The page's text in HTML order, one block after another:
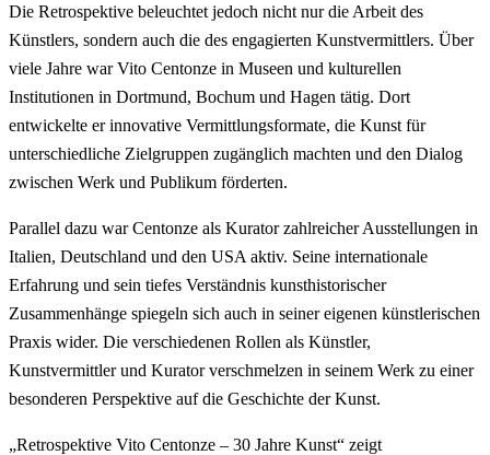
Die Retrospektive beleuchtet jedoch nicht nur die Arbeit des
Künstlers, sondern auch die des engagierten Kunstvermittlers. Über
viele Jahre war Vito Centonze in Museen und kulturellen
Institutionen in Dortmund, Bochum und Hagen tätig. Dort
entwickelte er innovative Vermittlungsformate, die Kunst für
unterschiedliche Zielgruppen zugänglich machten und den Dialog
zwischen Werk und Publikum förderten.
Parallel dazu war Centonze als Kurator zahlreicher Ausstellungen in
Italien, Deutschland und den USA aktiv. Seine internationale
Erfahrung und sein tiefes Verständnis kunsthistorischer
Zusammenhänge spiegeln sich auch in seiner eigenen künstlerischen
Praxis wider. Die verschiedenen Rollen als Künstler,
Kunstvermittler und Kurator verschmelzen in seinem Werk zu einer
besonderen Perspektive auf die Geschichte der Kunst.
„Retrospektive Vito Centonze – 30 Jahre Kunst“ zeigt